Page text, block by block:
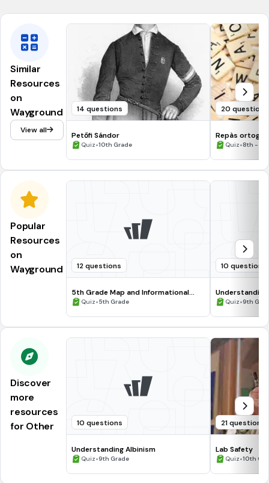
Similar
Resources
on
Wayground
View all
14 questions
Petőfi Sándor
Quiz•10th Grade
20 questions
Repàs
Quiz•8th -
Popular
Resources
on
Wayground
12 questions
5th Grade Map and Informational
Processing Skills
Quiz•5th Grade
10 questions
Quiz•9th
Discover
more
resources
for Other
10 questions
Understanding Albinism
Quiz•9th Grade
21 questions
Lab Safety
Quiz•10th